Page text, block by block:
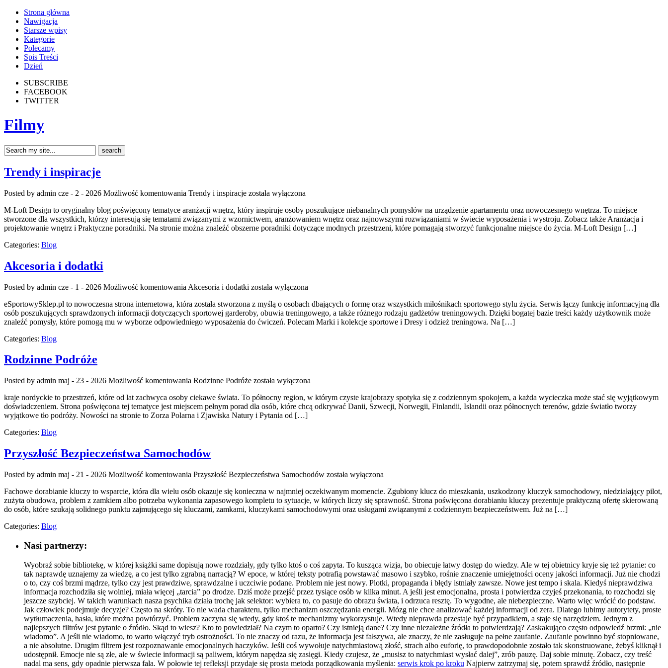
Strona główna
Nawigacja
Starsze wpisy
Kategorie
Polecamy
Spis Treści
Dzień
SUBSCRIBE
FACEBOOK
TWITTER
Filmy
Trendy i inspiracje
Posted by admin cze - 2 - 2026 Możliwość komentowania Trendy i inspiracje została wyłączona
M-Loft Design to oryginalny blog poświęcony tematyce aranżacji wnętrz, który inspiruje osoby poszukujące niebanalnych pomysłów na urządzenie apartamentu oraz nowoczesnego wnętrza. To miejsce
stworzone dla wszystkich, którzy interesują się tematami związanymi z wzornictwem, aranżowaniem wnętrz oraz najnowszymi rozwiązaniami w świecie wyposażenia i wystroju. Zobacz także Aranżacja i
projektowanie wnętrz i Praktyczne poradniki. Na stronie można znaleźć obszerne poradniki dotyczące modnych przestrzeni, które pomagają stworzyć funkcjonalne miejsce do życia. M-Loft Design […]
Categories: Blog
Akcesoria i dodatki
Posted by admin cze - 1 - 2026 Możliwość komentowania Akcesoria i dodatki została wyłączona
eSportowySklep.pl to nowoczesna strona internetowa, która została stworzona z myślą o osobach dbających o formę oraz wszystkich miłośnikach sportowego stylu życia. Serwis łączy funkcję informacyjną dla
osób poszukujących sprawdzonych informacji dotyczących sportowej garderoby, obuwia treningowego, a także różnego rodzaju gadżetów treningowych. Dzięki bogatej bazie treści każdy użytkownik może
znaleźć pomysły, które pomogą mu w wyborze odpowiedniego wyposażenia do ćwiczeń. Polecam Marki i kolekcje sportowe i Dresy i odzież treningowa. Na […]
Categories: Blog
Rodzinne Podróże
Posted by admin maj - 23 - 2026 Możliwość komentowania Rodzinne Podróże została wyłączona
kraje nordyckie to przestrzeń, które od lat zachwyca osoby ciekawe świata. To północny region, w którym czyste krajobrazy spotyka się z codziennym spokojem, a każda wycieczka może stać się wyjątkowym
doświadczeniem. Strona poświęcona tej tematyce jest miejscem pełnym porad dla osób, które chcą odkrywać Danii, Szwecji, Norwegii, Finlandii, Islandii oraz północnych terenów, gdzie światło tworzy
wyjątkowe tło podróży. Nowości na stronie to Zorza Polarna i Zjawiska Natury i Pytania od […]
Categories: Blog
Przyszłość Bezpieczeństwa Samochodów
Posted by admin maj - 21 - 2026 Możliwość komentowania Przyszłość Bezpieczeństwa Samochodów została wyłączona
Fachowe dorabianie kluczy to wsparcie, która dla wielu osób okazuje się konieczna w najmniej oczekiwanym momencie. Zgubiony klucz do mieszkania, uszkodzony kluczyk samochodowy, niedziałający pilot,
zużyta obudowa, problem z zamkiem albo potrzeba wykonania zapasowego kompletu to sytuacje, w których liczy się sprawność. Strona poświęcona dorabianiu kluczy prezentuje praktyczną ofertę skierowaną
do osób, które szukają solidnego punktu zajmującego się kluczami, zamkami, kluczykami samochodowymi oraz usługami związanymi z codziennym bezpieczeństwem. Już na […]
Categories: Blog
Nasi partnerzy:
Wyobraź sobie bibliotekę, w której książki same dopisują nowe rozdziały, gdy tylko ktoś o coś zapyta. To kusząca wizja, bo obiecuje łatwy dostęp do wiedzy. Ale w tej obietnicy kryje się też pytanie: co
tak naprawdę uznajemy za wiedzę, a co jest tylko zgrabną narracją? W epoce, w której teksty potrafią powstawać masowo i szybko, rośnie znaczenie umiejętności oceny jakości informacji. Już nie chodzi
o to, czy coś brzmi mądrze, tylko czy jest prawdziwe, sprawdzalne i uczciwie podane. Problem nie jest nowy. Plotki, propaganda i błędy istniały zawsze. Nowe jest tempo i skala. Kiedyś nieprawdziwa
informacja rozchodziła się wolniej, miała więcej „tarcia” po drodze. Dziś może przejść przez tysiące osób w kilka minut. A jeśli jest emocjonalna, prosta i potwierdza czyjeś przekonania, to rozchodzi się
jeszcze szybciej. W takich warunkach nasza psychika działa trochę jak selektor: wybiera to, co pasuje do obrazu świata, i odrzuca resztę. To wygodne, ale niebezpieczne. Warto więc wrócić do podstaw.
Jak człowiek podejmuje decyzje? Często na skróty. To nie wada charakteru, tylko mechanizm oszczędzania energii. Mózg nie chce analizować każdej informacji od zera. Dlatego lubimy autorytety, proste
wytłumaczenia, hasła, które można powtórzyć. Problem zaczyna się wtedy, gdy ktoś te mechanizmy wykorzystuje. Wtedy nieprawda przestaje być przypadkiem, a staje się narzędziem. Jednym z
najlepszych filtrów jest pytanie o źródło. Skąd to wiesz? Kto to powiedział? Na czym to oparto? Czy istnieją dane? Czy inne niezależne źródła to potwierdzają? Zaskakująco często odpowiedź brzmi: „nie
wiadomo”. A jeśli nie wiadomo, to warto włączyć tryb ostrożności. To nie znaczy od razu, że informacja jest fałszywa, ale znaczy, że nie zasługuje na pełne zaufanie. Zaufanie powinno być stopniowane,
a nie absolutne. Drugim filtrem jest rozpoznawanie emocjonalnych haczyków. Jeśli coś wywołuje natychmiastową złość, strach albo euforię, to prawdopodobnie zostało tak skonstruowane, żebyś kliknął i
udostępnił. Emocje nie są złe, ale w świecie informacji są paliwem, którym napędza się zasięgi. Kiedy czujesz, że „musisz to natychmiast wysłać dalej”, zrób pauzę. Daj sobie minutę. Zobacz, czy treść
nadal ma sens, gdy opadnie pierwsza fala. W połowie tej refleksji przydaje się prosta metoda porządkowania myślenia: serwis krok po kroku Najpierw zatrzymaj się, potem sprawdź źródło, następnie